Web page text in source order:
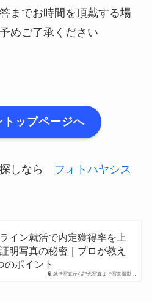
までお時間を頂戴する場
めご了承ください
トップページへ
しなら
フォトハヤシス
就活写真から記念写真まで写真撮影…
イン就活で内定獲得率を上
明写真の秘密｜プロが教え
のポイント